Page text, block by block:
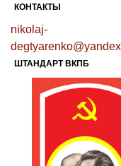
КОНТАКТЫ
nikolaj-
ШТАНДАРТ ВКПБ